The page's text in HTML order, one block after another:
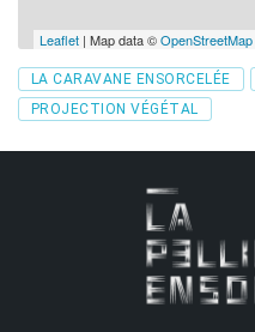
Leaflet | Map data ©OpenStreetMap
Tags
LA CARAVANE ENSORCELÉE
PROJECTION VÉGÉTAL